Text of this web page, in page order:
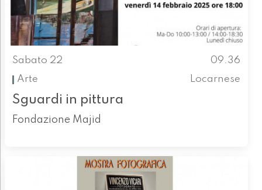
Sabato 22
09.36
Arte
Locarnese
Sguardi in pittura
Fondazione Majid